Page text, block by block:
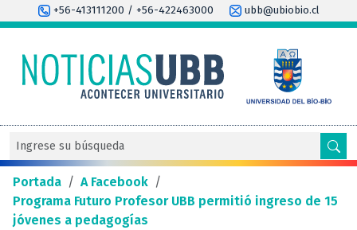
+56-413111200 / +56-422463000 ubb@ubiobio.cl
Portada / A Facebook /
Programa Futuro Profesor UBB permitió ingreso de 15
jóvenes a pedagogías